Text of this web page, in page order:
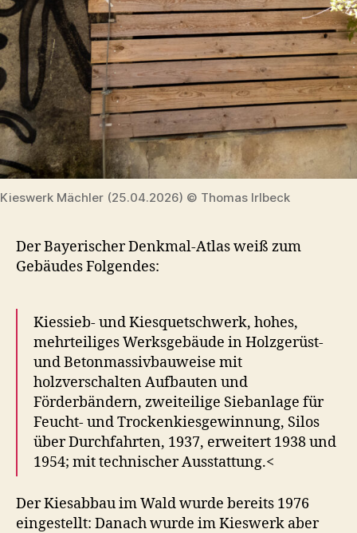
Kieswerk Mächler (25.04.2026) © Thomas Irlbeck
Der Bayerischer Denkmal-Atlas weiß zum
Gebäudes Folgendes:
Kiessieb- und Kiesquetschwerk, hohes,
mehrteiliges Werksgebäude in Holzgerüst-
und Betonmassivbauweise mit
holzverschalten Aufbauten und
Förderbändern, zweiteilige Siebanlage für
Feucht- und Trockenkiesgewinnung, Silos
über Durchfahrten, 1937, erweitert 1938 und
1954; mit technischer Ausstattung.<
Der Kiesabbau im Wald wurde bereits 1976
eingestellt: Danach wurde im Kieswerk aber